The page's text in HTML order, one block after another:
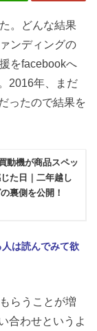
。どんな結果
ンディングの
をfacebookへ
2016年、まだ
ったので結果を
動機が商品スペッ
た日｜二年越し
裏側を公開！
は読んでみて欲
らうことが増
合わせというよ